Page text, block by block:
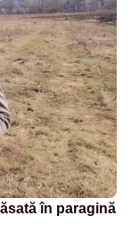
în paragină